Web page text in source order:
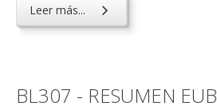
Leer más...
BL307 - RESUMEN